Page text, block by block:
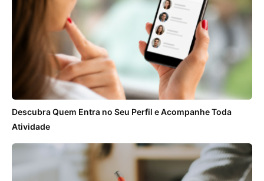
Descubra Quem Entra no Seu Perfil e Acompanhe Toda
Atividade